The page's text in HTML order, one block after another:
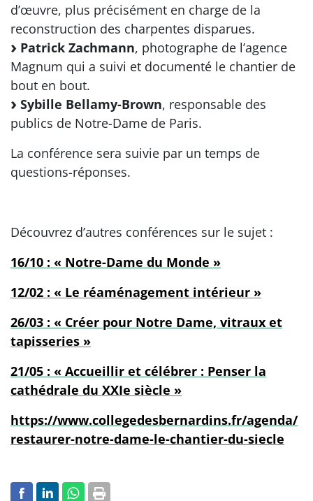
d’œuvre, plus précisément en charge de la
reconstruction des charpentes disparues.
Patrick Zachmann, photographe de l’agence
Magnum qui a suivi et documenté le chantier de
bout en bout.
Sybille Bellamy-Brown, responsable des
publics de Notre-Dame de Paris.
La conférence sera suivie par un temps de
questions-réponses.
Découvrez d’autres conférences sur le sujet :
16/10 : « Notre-Dame du Monde »
12/02 : « Le réaménagement intérieur »
26/03 : « Créer pour Notre Dame, vitraux et
tapisseries »
21/05 : « Accueillir et célébrer : Penser la
cathédrale du XXIe siècle »
https://www.collegedesbernardins.fr/agenda/
restaurer-notre-dame-le-chantier-du-siecle